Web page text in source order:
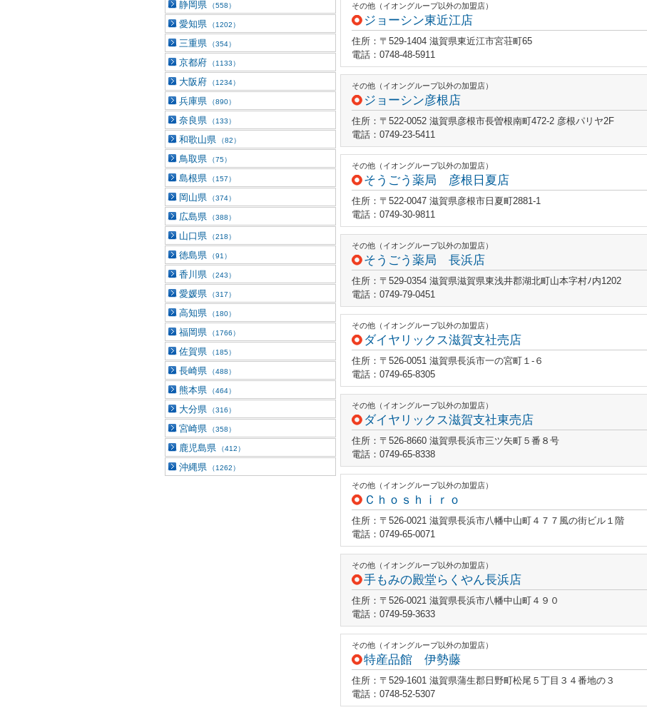
その他（イオングループ以外の加盟店）
ジョーシン東近江店
住所：〒529-1404 滋賀県東近江市宮荘町65
電話：0748-48-5911
その他（イオングループ以外の加盟店）
ジョーシン彦根店
住所：〒522-0052 滋賀県彦根市長曽根南町472-2 彦根パリヤ2F
電話：0749-23-5411
その他（イオングループ以外の加盟店）
そうごう薬局 彦根日夏店
住所：〒522-0047 滋賀県彦根市日夏町2881-1
電話：0749-30-9811
その他（イオングループ以外の加盟店）
そうごう薬局 長浜店
住所：〒529-0354 滋賀県滋賀県東浅井郡湖北町山本字村ﾉ内1202
電話：0749-79-0451
その他（イオングループ以外の加盟店）
ダイヤリックス滋賀支社売店
住所：〒526-0051 滋賀県長浜市一の宮町１‐６
電話：0749-65-8305
その他（イオングループ以外の加盟店）
ダイヤリックス滋賀支社東売店
住所：〒526-8660 滋賀県長浜市三ツ矢町５番８号
電話：0749-65-8338
その他（イオングループ以外の加盟店）
Ｃｈｏｓｈｉｒｏ
住所：〒526-0021 滋賀県長浜市八幡中山町４７７風の街ビル１階
電話：0749-65-0071
その他（イオングループ以外の加盟店）
手もみの殿堂らくやん長浜店
住所：〒526-0021 滋賀県長浜市八幡中山町４９０
電話：0749-59-3633
その他（イオングループ以外の加盟店）
特産品館 伊勢藤
住所：〒529-1601 滋賀県蒲生郡日野町松尾５丁目３４番地の３
電話：0748-52-5307
静岡県 （558）
愛知県 （1202）
三重県 （354）
京都府 （1133）
大阪府 （1234）
兵庫県 （890）
奈良県 （133）
和歌山県 （82）
鳥取県 （75）
島根県 （157）
岡山県 （374）
広島県 （388）
山口県 （218）
徳島県 （91）
香川県 （243）
愛媛県 （317）
高知県 （180）
福岡県 （1766）
佐賀県 （185）
長崎県 （488）
熊本県 （464）
大分県 （316）
宮崎県 （358）
鹿児島県 （412）
沖縄県 （1262）